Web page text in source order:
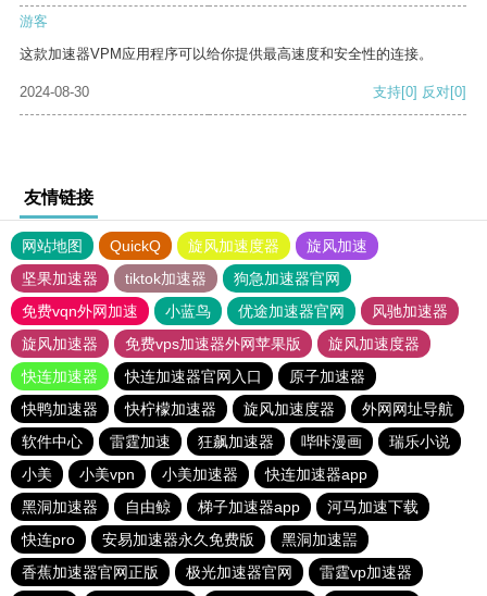
游客
这款加速器VPM应用程序可以给你提供最高速度和安全性的连接。
2024-08-30 支持[0] 反对[0]
友情链接
网站地图 QuickQ 旋风加速度器
旋风加速
坚果加速器
tiktok加速器
狗急加速器官网
免费vqn外网加速
小蓝鸟 优途加速器官网
风驰加速器
旋风加速器
免费vps加速器外网苹果版
旋风加速度器
快连加速器
快连加速器官网入口
原子加速器
快鸭加速器
快柠檬加速器 旋风加速度器
外网网址导航
软件中心
雷霆加速 狂飙加速器 哔咔漫画
瑞乐小说
小美
小美vpn 小美加速器
快连加速器app
黑洞加速器
自由鲸 梯子加速器app
河马加速下载
快连pro
安易加速器永久免费版
黑洞加速噐
香蕉加速器官网正版
极光加速器官网 雷霆vp加速器